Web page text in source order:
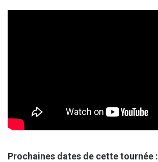
Prochaines dates de cette tournée :